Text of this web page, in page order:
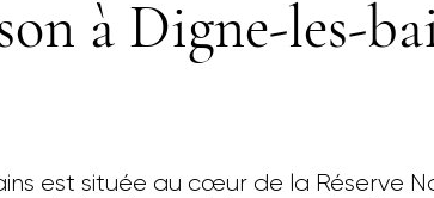
à Digne-les-
est située au cœur de la Réserve